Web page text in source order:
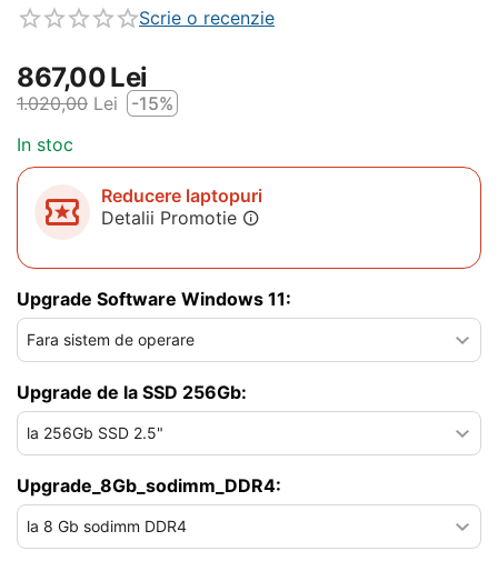
Scrie o recenzie
867,00Lei
1.020,00 Lei
-15%
In stoc
Reducere laptopuri
Detalii Promotie
Upgrade Software Windows 11:
Upgrade de la SSD 256Gb:
Upgrade_8Gb_sodimm_DDR4: